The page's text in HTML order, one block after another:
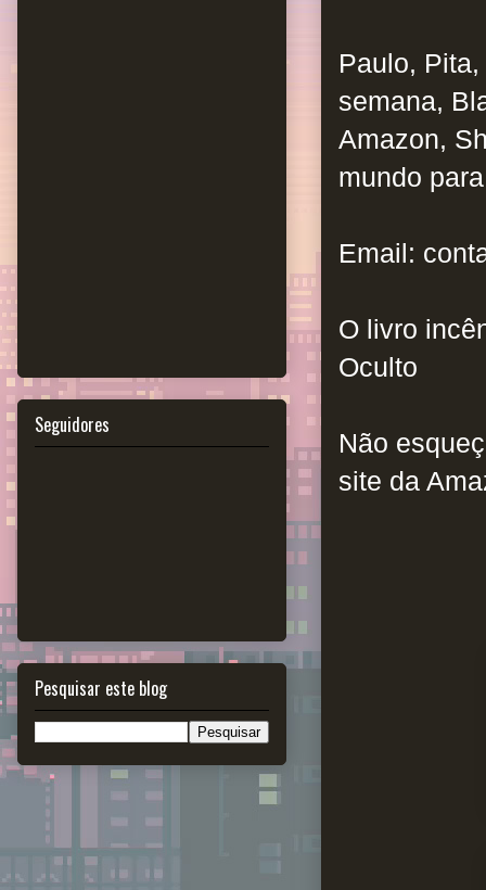
Paulo,
semana,
Amazon,
mundo
Email:
O livro
Oculto
Não
site da
Seguidores
Pesquisar este blog